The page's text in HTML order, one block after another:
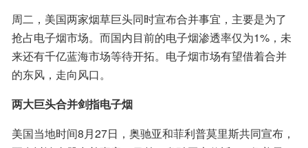
周二，美国两家烟草巨头同时宣布合并事宜，主要是为了
抢占电子烟市场。而国内目前的电子烟渗透率仅为1%，未
来还有千亿蓝海市场等待开拓。电子烟市场有望借着合并
的东风，走向风口。
两大巨头合并剑指电子烟
美国当地时间8月27日，奥驰亚和菲利普莫里斯共同宣布，